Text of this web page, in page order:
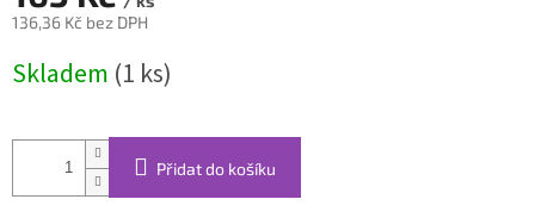
136,36 Kč bez DPH
cena:
Skladem (1 ks)
Přidat do košíku